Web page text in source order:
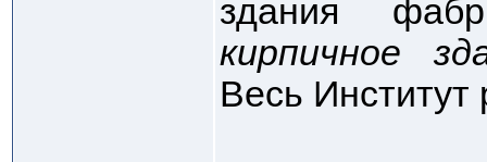
здания
кирпичное
Весь Институт